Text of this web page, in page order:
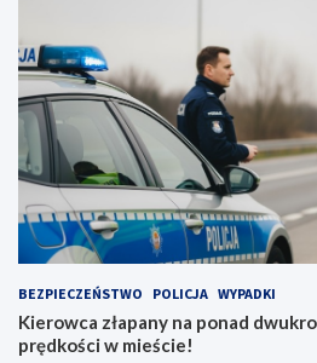
BEZPIECZEŃSTWO POLICJA WYPADKI
Kierowca złapany na ponad
prędkości w mieście!